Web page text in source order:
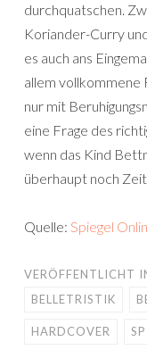
durchquatschen.
Koriander-Curry
es auch ans
allem vollkommene
nur mit
eine Frage des
wenn das Kind
überhaupt noch
Quelle: Spiegel
VERÖFFENTLICHT
BELLETRISTIK
HARDCOVER